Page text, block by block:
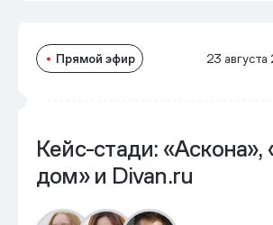
Прямой эфир 23
Кейс-стади: «Аскона»,
дом» и Divan.ru